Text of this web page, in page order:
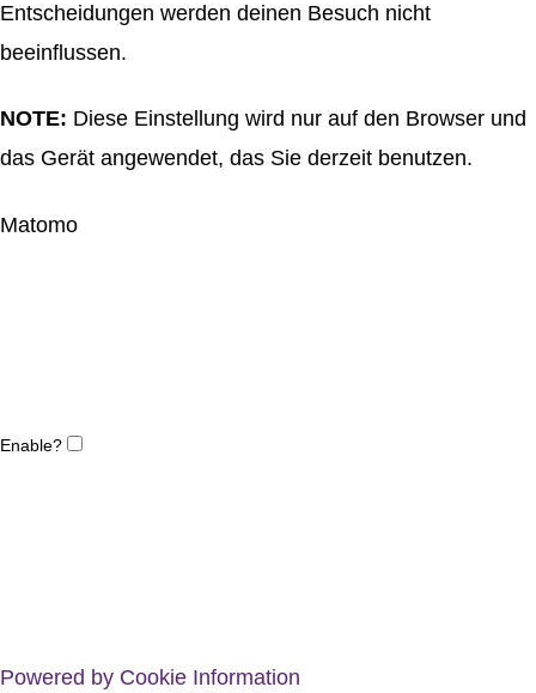
Entscheidungen werden deinen Besuch nicht
beeinflussen.
NOTE: Diese Einstellung wird nur auf den Browser und
das Gerät angewendet, das Sie derzeit benutzen.
Matomo
Enable?
Powered by Cookie Information